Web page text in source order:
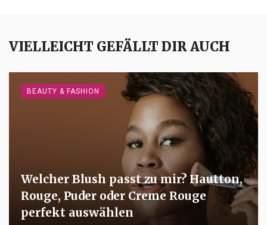
VIELLEICHT GEFÄLLT DIR AUCH
Welcher Blush passt zu mir? Hautton,
Rouge, Puder oder Creme Rouge
perfekt auswählen
BEAUTY & FASHION